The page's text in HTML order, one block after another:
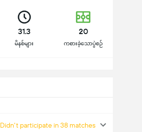
31.3
မိနစ်များ
20
ကစားခဲ့သောပွဲစဉ်
Didn't participate in 38 matches